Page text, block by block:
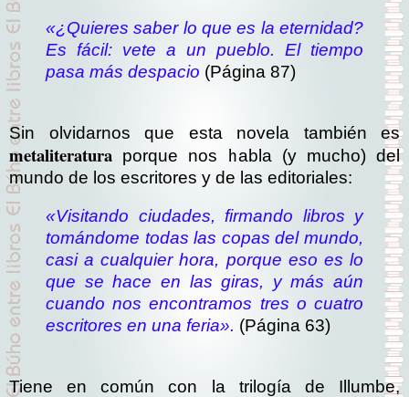
«¿Quieres saber lo que es la eternidad?
Es fácil: vete a un pueblo. El tiempo
pasa más despacio (Página 87)
Sin olvidarnos que esta novela también es
metaliteratura porque nos habla (y mucho) del
mundo de los escritores y de las editoriales:
«Visitando ciudades, firmando libros y
tomándome todas las copas del mundo,
casi a cualquier hora, porque eso es lo
que se hace en las giras, y más aún
cuando nos encontramos tres o cuatro
escritores en una feria». (Página 63)
Tiene en común con la trilogía de Illumbe,